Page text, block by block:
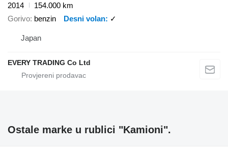
2014
154.000 km
Gorivo benzin Desni volan ✓
Japan
EVERY TRADING Co Ltd
Ostale marke u rublici "Kamioni".